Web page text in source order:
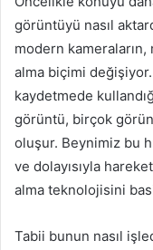
görüntüyü nasıl
modern kameraların,
alma biçimi
kaydetmede
görüntü, birçok
oluşur. Beynimiz bu
ve dolayısıyla
alma teknolojisini
Tabii bunun nasıl